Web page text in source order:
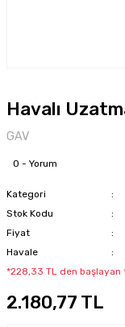
Havalı
GAV
0 - Yorum
Kategori
Stok Kodu
Fiyat
Havale
*228,33 TL den başlayan
2.180,77 TL